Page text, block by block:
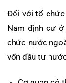
Đối với tổ chức
Nam định cư
chức nước
vốn đầu tư